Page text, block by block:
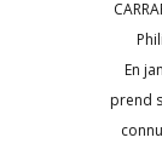
En
prend